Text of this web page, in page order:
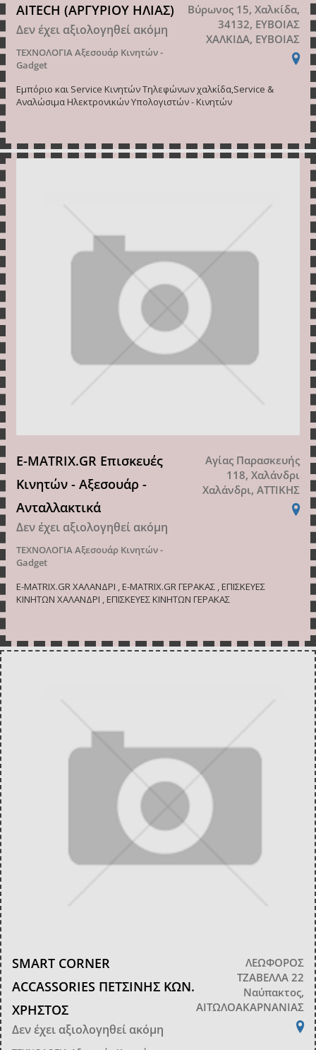
AITECH (ΑΡΓΥΡΙΟΥ ΗΛΙΑΣ)
Δεν έχει αξιολογηθεί ακόμη
ΤΕΧΝΟΛΟΓΙΑΑξεσουάρ Κινητών -
Gadget
Βύρωνος 15, Χαλκίδα,
34132, ΕΥΒΟΙΑΣ
ΧΑΛΚΙΔΑ, ΕΥΒΟΙΑΣ
Εμπόριο και Service Κινητών Τηλεφώνων χαλκίδα,Service &
Αναλώσιμα Ηλεκτρονικών Υπολογιστών - Κινητών
E-MATRIX.GR Επισκευές
Κινητών - Αξεσουάρ -
Ανταλλακτικά
Δεν έχει αξιολογηθεί ακόμη
ΤΕΧΝΟΛΟΓΙΑΑξεσουάρ Κινητών -
Gadget
Αγίας Παρασκευής
118, Χαλάνδρι
Χαλάνδρι, ΑΤΤΙΚΗΣ
E-MATRIX.GR ΧΑΛΑΝΔΡΙ , E-MATRIX.GR ΓΕΡΑΚΑΣ , ΕΠΙΣΚΕΥΕΣ
ΚΙΝΗΤΩΝ ΧΑΛΑΝΔΡΙ , ΕΠΙΣΚΕΥΕΣ ΚΙΝΗΤΩΝ ΓΕΡΑΚΑΣ
SMART CORNER
ACCASSORIES ΠΕΤΣΙΝΗΣ ΚΩΝ.
ΧΡΗΣΤΟΣ
Δεν έχει αξιολογηθεί ακόμη
ΛΕΩΦΟΡΟΣ
ΤΖΑΒΕΛΛΑ 22
Ναύπακτος,
ΑΙΤΩΛΟΑΚΑΡΝΑΝΙΑΣ